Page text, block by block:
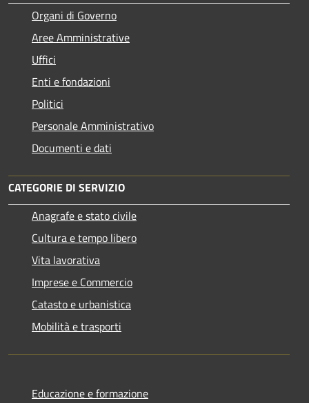
Organi di Governo
Aree Amministrative
Uffici
Enti e fondazioni
Politici
Personale Amministrativo
Documenti e dati
CATEGORIE DI SERVIZIO
Anagrafe e stato civile
Cultura e tempo libero
Vita lavorativa
Imprese e Commercio
Catasto e urbanistica
Mobilità e trasporti
Educazione e formazione